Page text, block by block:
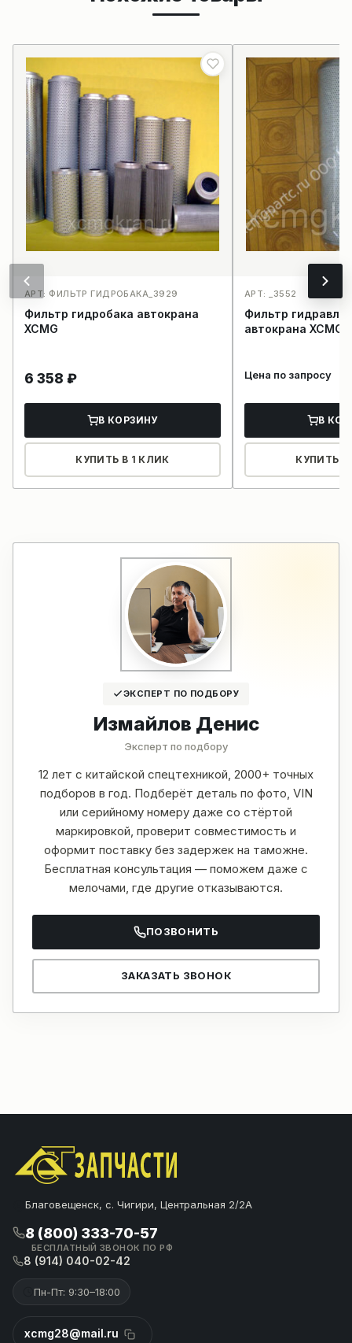
АРТ: ФИЛЬТР ГИДРОБАКА_3929
Фильтр гидробака автокрана
XCMG
6 358 ₽
В КОРЗИНУ
КУПИТЬ В 1 КЛИК
АРТ: _3552
Фильтр
автокрана XCMG
Цена по запросу
В
КУПИТЬ В
ЭКСПЕРТ ПО ПОДБОРУ
Измайлов Денис
Эксперт по подбору
12 лет с китайской спецтехникой, 2000+ точных
подборов в год. Подберёт деталь по фото, VIN
или серийному номеру даже со стёртой
маркировкой, проверит совместимость и
оформит поставку без задержек на таможне.
Бесплатная консультация — поможем даже с
мелочами, где другие отказываются.
ПОЗВОНИТЬ
ЗАКАЗАТЬ ЗВОНОК
Благовещенск, с. Чигири, Центральная 2/2А
8 (800) 333-70-57
БЕСПЛАТНЫЙ ЗВОНОК ПО РФ
8 (914) 040-02-42
Пн-Пт: 9:30–18:00
xcmg28@mail.ru